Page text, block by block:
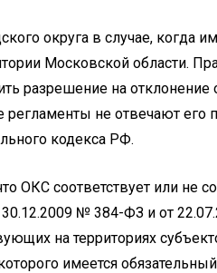
округа в случае, когда
Московской области.
разрешение на
регламенты не отвечают его
кодекса РФ.
ОКС соответствует или не
№ 384-ФЗ и от
на территориях
имеется